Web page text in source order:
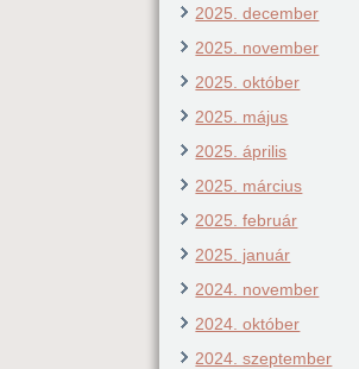
2025. december
2025. november
2025. október
2025. május
2025. április
2025. március
2025. február
2025. január
2024. november
2024. október
2024. szeptember